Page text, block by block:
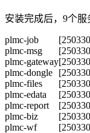
安装完成后，9个
plmc-job
plmc-msg
plmc-gateway
plmc-dongle
plmc-files
plmc-edata
plmc-report
plmc-biz
plmc-wf